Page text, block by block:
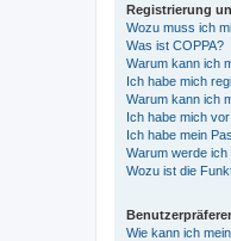
Registrierung
Wozu muss ich
Was ist COPPA?
Warum kann ich
Ich habe mich
Warum kann ich
Ich habe mich
Ich habe mein
Warum werde
Wozu ist die
Wie kann ich